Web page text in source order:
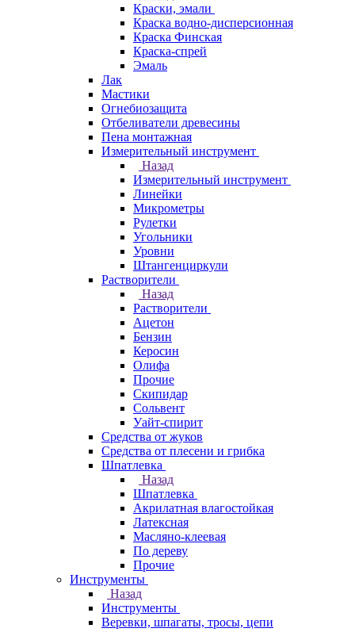
Краски, эмали
Краска водно-дисперсионная
Краска Финская
Краска-спрей
Эмаль
Лак
Мастики
Огнебиозащита
Отбеливатели древесины
Пена монтажная
Измерительный инструмент
Назад
Измерительный инструмент
Линейки
Микрометры
Рулетки
Угольники
Уровни
Штангенциркули
Растворители
Назад
Растворители
Ацетон
Бензин
Керосин
Олифа
Прочие
Скипидар
Сольвент
Уайт-спирит
Средства от жуков
Средства от плесени и грибка
Шпатлевка
Назад
Шпатлевка
Акрилатная влагостойкая
Латексная
Масляно-клеевая
По дереву
Прочие
Инструменты
Назад
Инструменты
Веревки, шпагаты, тросы, цепи